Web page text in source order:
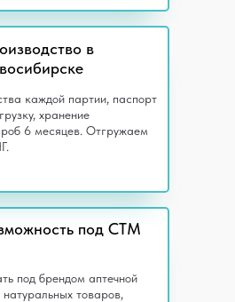
под СТМ
под брендом аптечной
товаров,
в
каждой партии, паспорт
хранение
6 месяцев. Отгружаем